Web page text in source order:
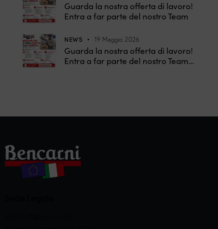
Guarda la nostra offerta di lavoro!
Entra a far parte del nostro Team
NEWS 19 Maggio 2026
Guarda la nostra offerta di lavoro!
Entra a far parte del nostro Team…